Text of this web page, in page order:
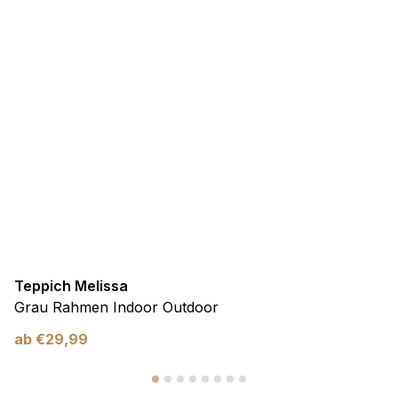
Teppich Melissa
Grau Rahmen Indoor Outdoor
ab €29,99